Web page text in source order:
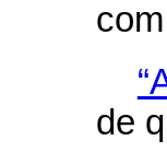
de